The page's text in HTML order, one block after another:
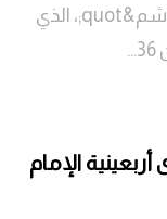
المقدسة أن موكب &quot;عميد بني هاشم&quot;، الذي
الإمام